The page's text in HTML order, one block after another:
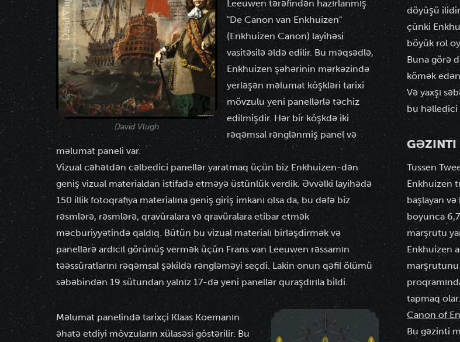
David Vlugh
Leeuwen tərəfindən hazırlanmış
"De Canon van Enkhuizen"
(Enkhuizen Canon) layihəsi
vasitəsilə əldə edilir. Bu məqsədlə,
Enkhuizen şəhərinin mərkəzində
yerləşən məlumat köşkləri tarixi
mövzulu yeni panellərlə təchiz
edilmişdir. Hər bir köşkdə iki
rəqəmsal rənglənmiş panel və
məlumat paneli var.
Vizual cəhətdən cəlbedici panellər yaratmaq üçün biz Enkhuizen-dən
geniş vizual materialdan istifadə etməyə üstünlük verdik. Əvvəlki layihədə
150 illik fotoqrafiya materialına geniş giriş imkanı olsa da, bu dəfə biz
rəsmlərə, rəsmlərə, qravüralara və qravüralara etibar etmək
məcburiyyətində qaldıq. Bütün bu vizual materialı birləşdirmək və
panellərə ardıcıl görünüş vermək üçün Frans van Leeuwen rəssamın
təəssüratlarını rəqəmsal şəkildə rəngləməyi seçdi. Lakin onun qəfil ölümü
səbəbindən 19 sütundan yalnız 17-də yeni panellər quraşdırıla bildi.
Məlumat panelində tarixçi Klaas Koemanın
əhatə etdiyi mövzuların xülasəsi göstərilir. Bu
döyüşü
çünki
böyük rol
Buna görə
kömək
Və yaxşı
bu həlledici
GƏZINTI
Tussen
Enkhuizen
başlayan
boyunca
marşrutu
Enkhuizen
marşrutunu
tapmaq olar.
Canon of
Bu gəzinti